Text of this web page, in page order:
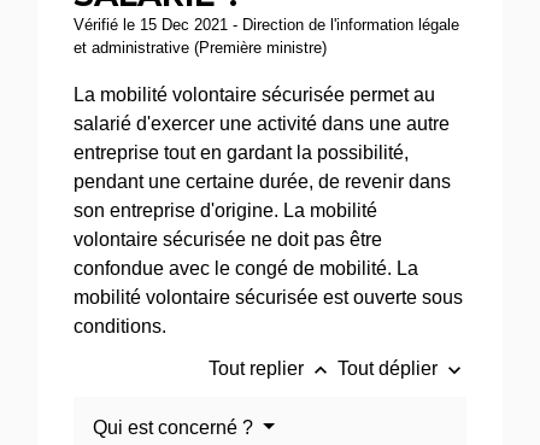
Vérifié le 15 Dec 2021 - Direction de l'information légale
et administrative (Première ministre)
La mobilité volontaire sécurisée permet au
salarié d'exercer une activité dans une autre
entreprise tout en gardant la possibilité,
pendant une certaine durée, de revenir dans
son entreprise d'origine. La mobilité
volontaire sécurisée ne doit pas être
confondue avec le congé de mobilité. La
mobilité volontaire sécurisée est ouverte sous
conditions.
Tout replier keyboard_arrow_up Tout déplier keyboard_arrow_down
Qui est concerné ?